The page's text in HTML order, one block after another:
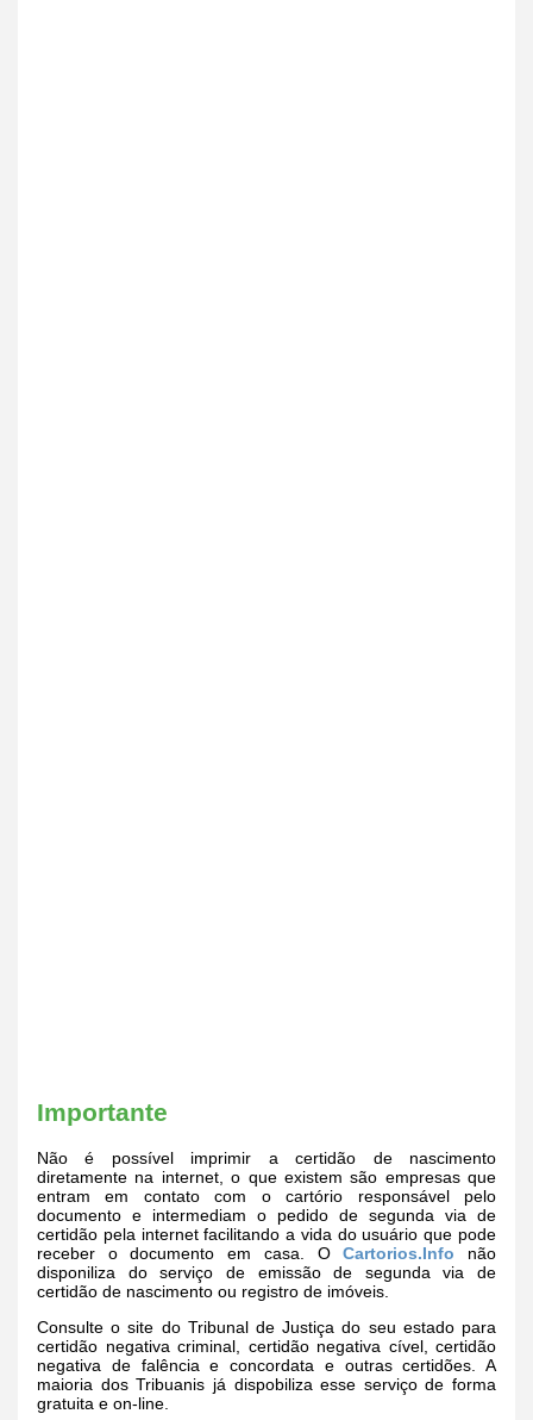
Importante
Não é possível imprimir a certidão de nascimento
diretamente na internet, o que existem são empresas que
entram em contato com o cartório responsável pelo
documento e intermediam o pedido de segunda via de
certidão pela internet facilitando a vida do usuário que pode
receber o documento em casa. OCartorios.Info não
disponiliza do serviço de emissão de segunda via de
certidão de nascimento ou registro de imóveis.
Consulte o site do Tribunal de Justiça do seu estado para
certidão negativa criminal, certidão negativa cível, certidão
negativa de falência e concordata e outras certidões. A
maioria dos Tribuanis já dispobiliza esse serviço de forma
gratuita e on-line.